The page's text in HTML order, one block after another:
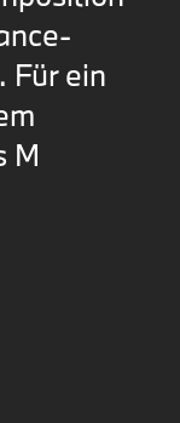
Für ein
M